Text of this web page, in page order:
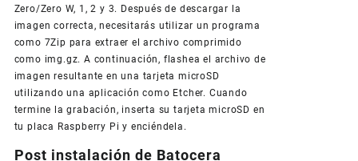
Zero/Zero W, 1, 2 y 3. Después de descargar la
imagen correcta, necesitarás utilizar un programa
como 7Zip para extraer el archivo comprimido
como img.gz. A continuación, flashea el archivo de
imagen resultante en una tarjeta microSD
utilizando una aplicación como Etcher. Cuando
termine la grabación, inserta su tarjeta microSD en
tu placa Raspberry Pi y enciéndela.
Post instalación de Batocera